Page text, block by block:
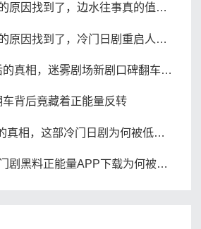
找到了，边水往事真的值得熬夜追吗
找到了，冷门日剧重启人生为何封神
真相，迷雾剧场新剧口碑翻车了吗
车背后竟藏着正能量反转
相，这部冷门日剧为何被低估？
黑料正能量APP下载为何被低估